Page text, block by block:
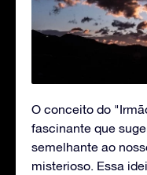
O conceito do
fascinante que
semelhante ao
misterioso. Essa